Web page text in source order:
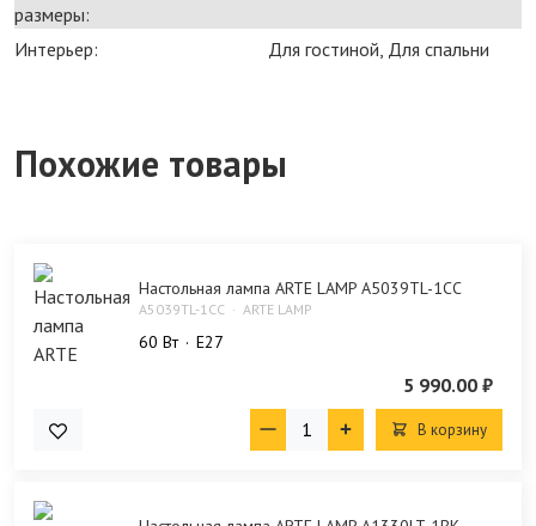
размеры:
Интерьер: Для гостиной, Для спальни
Похожие товары
Настольная лампа ARTE LAMP A5039TL-1CC
A5039TL-1CC ARTE LAMP
60 Bт E27
5 990.00 ₽
В корзину